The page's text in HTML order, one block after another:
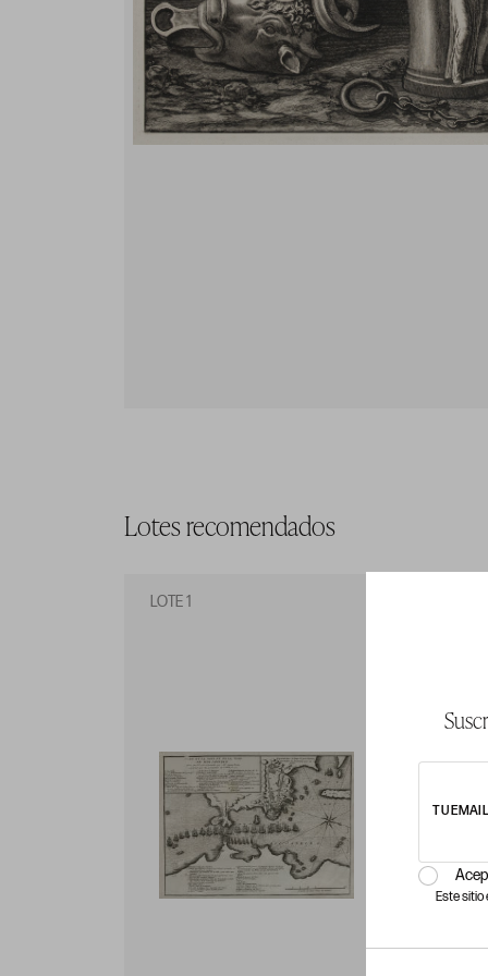
TU
Este sitio
Lotes recomendados
LOTE 1